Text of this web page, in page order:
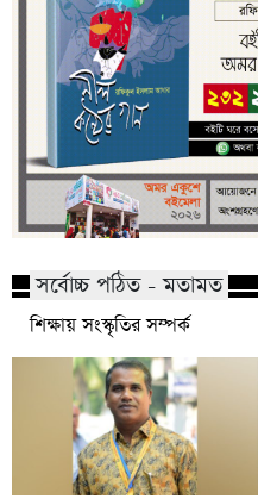
সর্বোচ্চ পঠিত - মতামত
শিক্ষায় সংস্কৃতির সম্পর্ক